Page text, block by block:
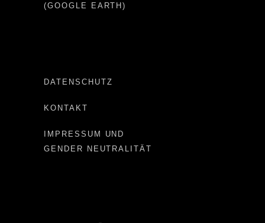
(GOOGLE EARTH)
DATENSCHUTZ
KONTAKT
IMPRESSUM UND
GENDER NEUTRALITÄT